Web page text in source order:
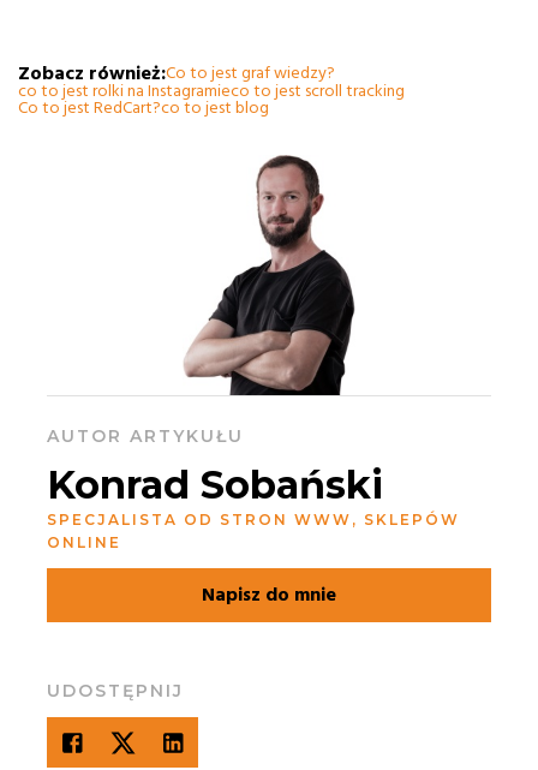
Zobacz również:Co to jest graf wiedzy?
co to jest rolki na Instagramieco to jest scroll tracking
Co to jest RedCart?co to jest blog
AUTOR ARTYKUŁU
Konrad Sobański
SPECJALISTA OD STRON WWW, SKLEPÓW
ONLINE
Napisz do mnie
UDOSTĘPNIJ